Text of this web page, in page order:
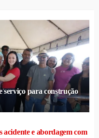
serviço para construção
e abordagem com